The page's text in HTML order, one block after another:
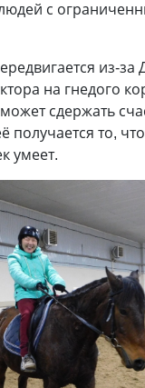
с
из-
на гнедого
сдержать
получается то,
умеет.